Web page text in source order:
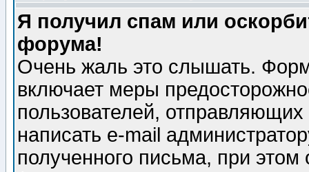
Я получил спам или
форума!
Очень жаль это слышать.
включает меры
пользователей,
написать e-mail
полученного письма, при этом